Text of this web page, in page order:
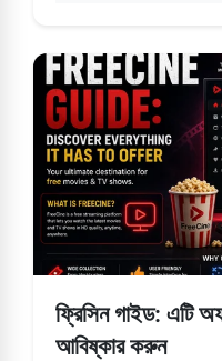
ফ্রিসিন গাইড: এটি
আবিষ্কার করুন